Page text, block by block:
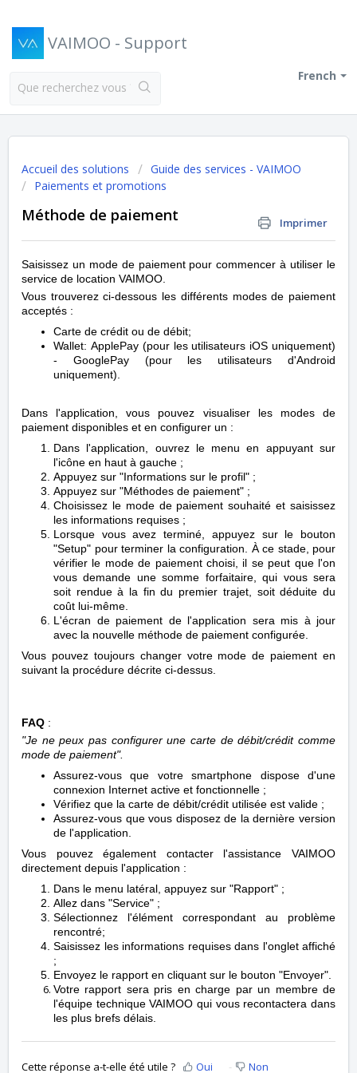
VAIMOO - Support
French
Accueil des solutions
Guide des services - VAIMOO
Paiements et promotions
Méthode de paiement Imprimer
Saisissez un mode de paiement pour commencer à utiliser le
service de location VAIMOO.
Vous trouverez ci-dessous les différents modes de paiement
acceptés :
Carte de crédit ou de débit;
Wallet: ApplePay (pour les utilisateurs iOS uniquement)
- GooglePay (pour les utilisateurs d'Android
uniquement).
Dans l'application, vous pouvez visualiser les modes de
paiement disponibles et en configurer un :
Dans l'application, ouvrez le menu en appuyant sur
l'icône en haut à gauche ;
Appuyez sur "Informations sur le profil" ;
Appuyez sur "Méthodes de paiement" ;
Choisissez le mode de paiement souhaité et saisissez
les informations requises ;
Lorsque vous avez terminé, appuyez sur le bouton
"Setup" pour terminer la configuration. À ce stade, pour
vérifier le mode de paiement choisi, il se peut que l'on
vous demande une somme forfaitaire, qui vous sera
soit rendue à la fin du premier trajet, soit déduite du
coût lui-même.
L'écran de paiement de l'application sera mis à jour
avec la nouvelle méthode de paiement configurée.
Vous pouvez toujours changer votre mode de paiement en
suivant la procédure décrite ci-dessus.
FAQ :
"Je ne peux pas configurer une carte de débit/crédit comme
mode de paiement".
Assurez-vous que votre smartphone dispose d'une
connexion Internet active et fonctionnelle ;
Vérifiez que la carte de débit/crédit utilisée est valide ;
Assurez-vous que vous disposez de la dernière version
de l'application.
Vous pouvez également contacter l'assistance VAIMOO
directement depuis l'application :
Dans le menu latéral, appuyez sur "Rapport" ;
Allez dans "Service" ;
Sélectionnez l'élément correspondant au problème
rencontré;
Saisissez les informations requises dans l'onglet affiché
;
Envoyez le rapport en cliquant sur le bouton "Envoyer".
Votre rapport sera pris en charge par un membre de
l'équipe technique VAIMOO qui vous recontactera dans
les plus brefs délais.
Cette réponse a-t-elle été utile ? Oui Non